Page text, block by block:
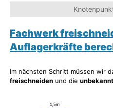
Fachwerk
Auflagerkräfte
Im nächsten Schritt müssen wir
freischneiden und die